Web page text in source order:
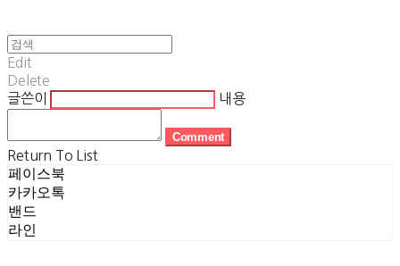
Edit
Delete
글쓴이
내용
Comment
Return To List
페이스북
카카오톡
밴드
라인